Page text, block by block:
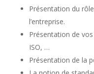
Présentation du
l’entreprise.
Présentation de
ISO, …
Présentation de la